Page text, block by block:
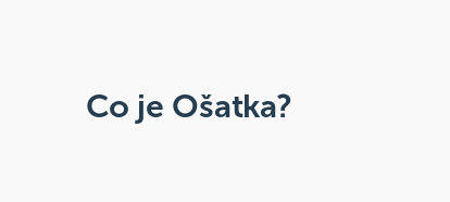
Co je Ošatka?